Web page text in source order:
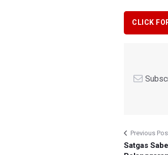
CLICK
Previous
Satgas